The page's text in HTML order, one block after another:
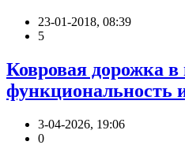
23-01-2018, 08:39
5
Ковровая дорожка в
функциональность
3-04-2026, 19:06
0